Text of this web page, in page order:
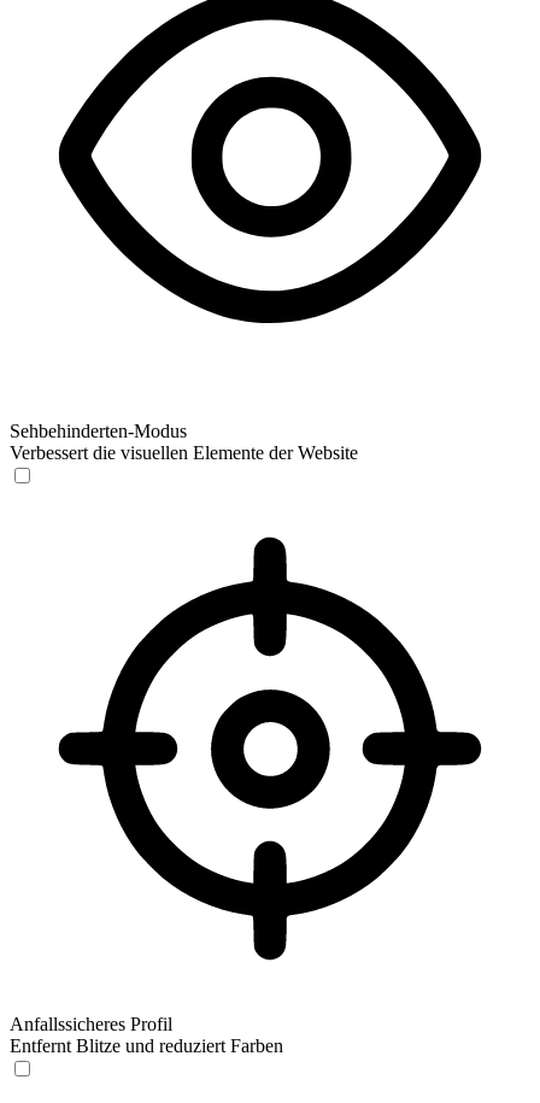
Sehbehinderten-Modus
Verbessert die visuellen Elemente der Website
Anfallssicheres Profil
Entfernt Blitze und reduziert Farben